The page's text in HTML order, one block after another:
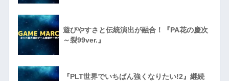
遊びやすさと伝統演出が融合！『PA花の慶次
～裂99ver.』
『PLT世界でいちばん強くなりたい!2』継続